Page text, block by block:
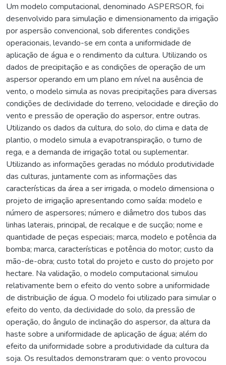
Um modelo computacional, denominado ASPERSOR, foi
desenvolvido para simulação e dimensionamento da irrigação
por aspersão convencional, sob diferentes condições
operacionais, levando-se em conta a uniformidade de
aplicação de água e o rendimento da cultura. Utilizando os
dados de precipitação e as condições de operação de um
aspersor operando em um plano em nível na ausência de
vento, o modelo simula as novas precipitações para diversas
condições de declividade do terreno, velocidade e direção do
vento e pressão de operação do aspersor, entre outras.
Utilizando os dados da cultura, do solo, do clima e data de
plantio, o modelo simula a evapotranspiração, o turno de
rega, e a demanda de irrigação total ou suplementar.
Utilizando as informações geradas no módulo produtividade
das culturas, juntamente com as informações das
características da área a ser irrigada, o modelo dimensiona o
projeto de irrigação apresentando como saída: modelo e
número de aspersores; número e diâmetro dos tubos das
linhas laterais, principal, de recalque e de sucção; nome e
quantidade de peças especiais; marca, modelo e potência da
bomba; marca, características e potência do motor; custo da
mão-de-obra; custo total do projeto e custo do projeto por
hectare. Na validação, o modelo computacional simulou
relativamente bem o efeito do vento sobre a uniformidade
de distribuição de água. O modelo foi utilizado para simular o
efeito do vento, da declividade do solo, da pressão de
operação, do ângulo de inclinação do aspersor, da altura da
haste sobre a uniformidade de aplicação de água; além do
efeito da uniformidade sobre a produtividade da cultura da
soja. Os resultados demonstraram que: o vento provocou